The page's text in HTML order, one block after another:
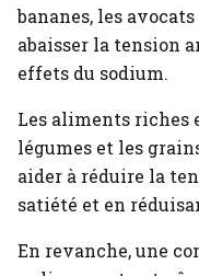
bananes, les
abaisser la tension
effets du sodium.
Les aliments riches
légumes et les
aider à réduire la
satiété et en
En revanche, une